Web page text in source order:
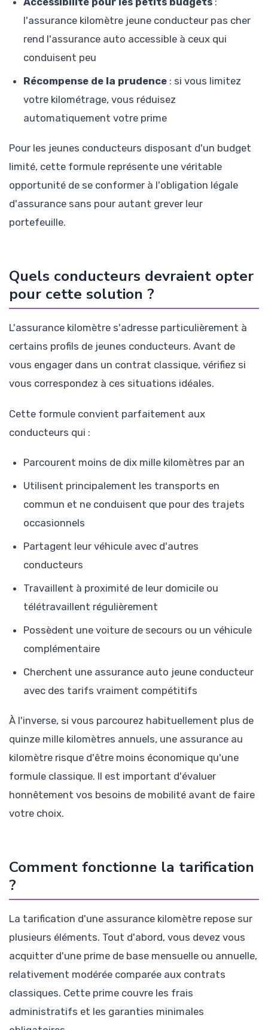
l'assurance kilomètre jeune conducteur pas cher
rend l'assurance auto accessible à ceux qui
conduisent peu
Récompense de la prudence : si vous limitez
votre kilométrage, vous réduisez
automatiquement votre prime
Pour les jeunes conducteurs disposant d'un budget
limité, cette formule représente une véritable
opportunité de se conformer à l'obligation légale
d'assurance sans pour autant grever leur
portefeuille.
Quels conducteurs devraient opter
pour cette solution ?
L'assurance kilomètre s'adresse particulièrement à
certains profils de jeunes conducteurs. Avant de
vous engager dans un contrat classique, vérifiez si
vous correspondez à ces situations idéales.
Cette formule convient parfaitement aux
conducteurs qui :
Parcourent moins de dix mille kilomètres par an
Utilisent principalement les transports en
commun et ne conduisent que pour des trajets
occasionnels
Partagent leur véhicule avec d'autres
conducteurs
Travaillent à proximité de leur domicile ou
télétravaillent régulièrement
Possèdent une voiture de secours ou un véhicule
complémentaire
Cherchent une assurance auto jeune conducteur
avec des tarifs vraiment compétitifs
À l'inverse, si vous parcourez habituellement plus de
quinze mille kilomètres annuels, une assurance au
kilomètre risque d'être moins économique qu'une
formule classique. Il est important d'évaluer
honnêtement vos besoins de mobilité avant de faire
votre choix.
Comment fonctionne la tarification
?
La tarification d'une assurance kilomètre repose sur
plusieurs éléments. Tout d'abord, vous devez vous
acquitter d'une prime de base mensuelle ou annuelle,
relativement modérée comparée aux contrats
classiques. Cette prime couvre les frais
administratifs et les garanties minimales